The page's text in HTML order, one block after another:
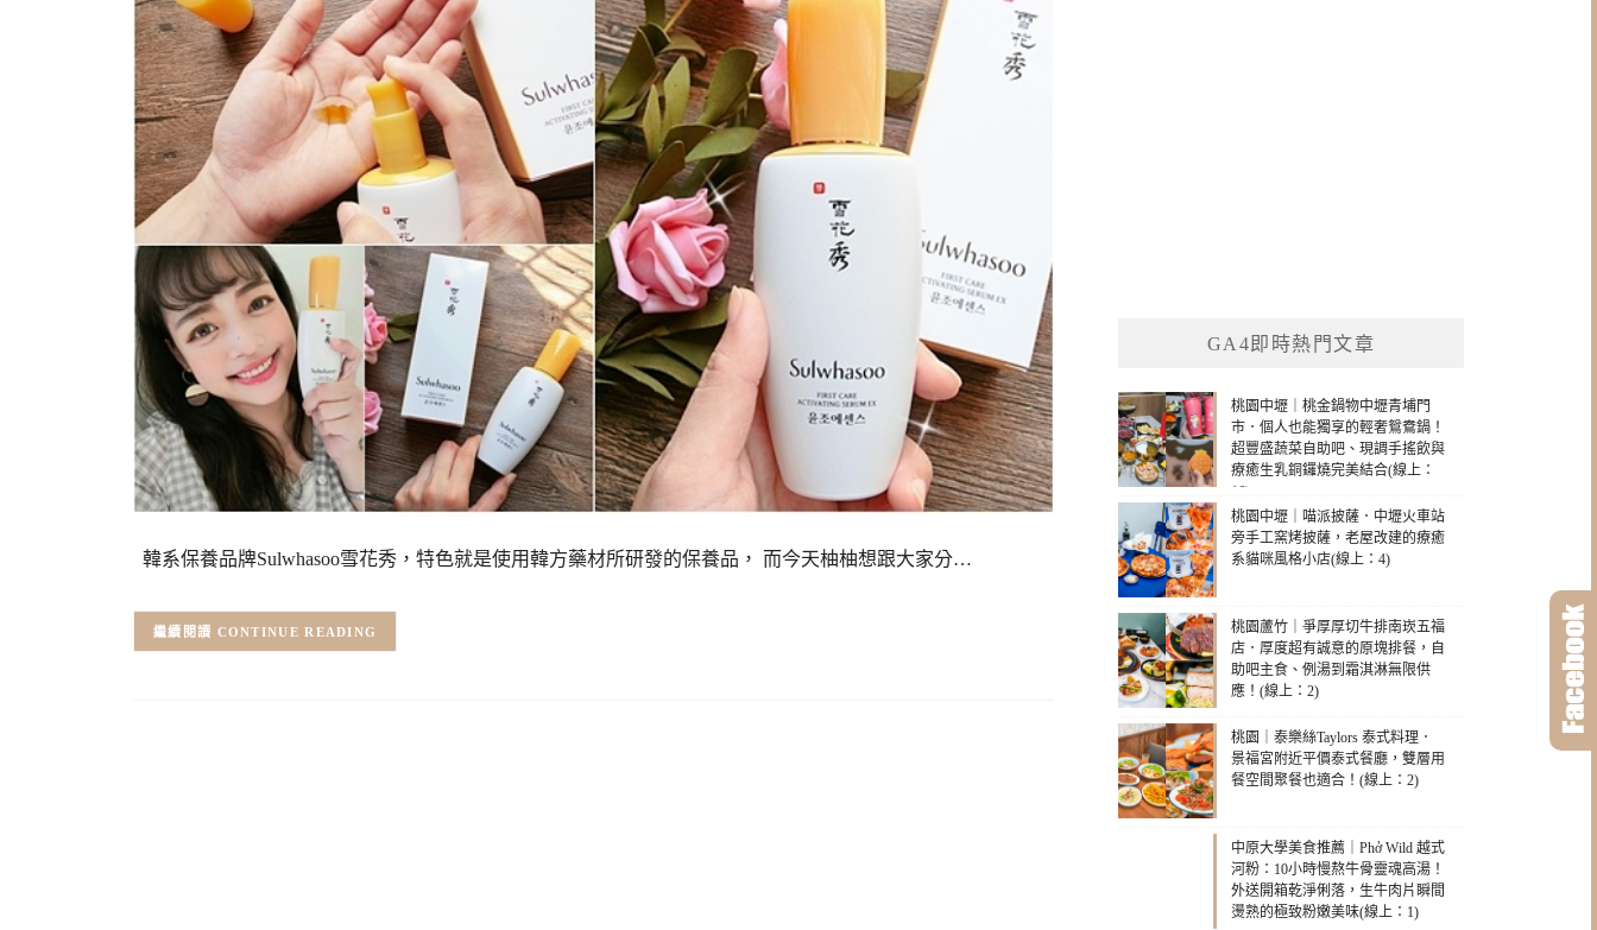
韓系保養品牌Sulwhasoo雪花秀，特色就是使用韓方藥材所研發的保養品， 而今天柚柚想跟大家分…
CONTINUE READING
GA4即時熱門文章
桃園中壢｜桃金鍋物中壢青埔門
市．個人也能獨享的輕奢鴛鴦鍋！
超豐盛蔬菜自助吧、現調手搖飲與
療癒生乳銅鑼燒完美結合(線上：
16)
桃園中壢｜喵派披薩．中壢火車站
旁手工窯烤披薩，老屋改建的療癒
系貓咪風格小店(線上：4)
桃園蘆竹｜爭厚厚切牛排南崁五福
店．厚度超有誠意的原塊排餐，自
助吧主食、例湯到霜淇淋無限供
應！(線上：2)
桃園｜泰樂絲Taylors 泰式料理．
景福宮附近平價泰式餐廳，雙層用
餐空間聚餐也適合！(線上：2)
中原大學美食推薦｜Phở Wild 越式
河粉：10小時慢熬牛骨靈魂高湯！
外送開箱乾淨俐落，生牛肉片瞬間
燙熟的極致粉嫩美味(線上：1)